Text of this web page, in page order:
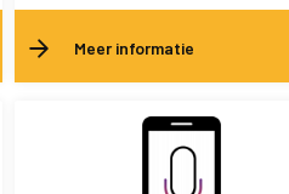
Meer informatie